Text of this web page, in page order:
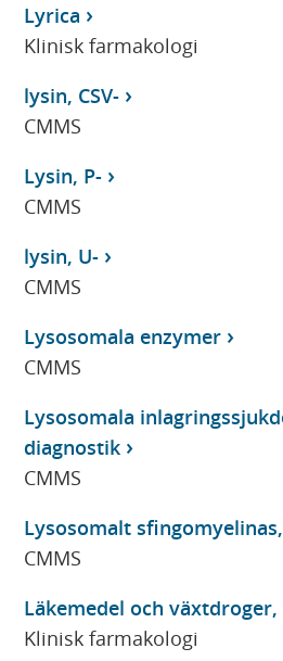
Lyrica
Klinisk farmakologi
lysin, CSV-
CMMS
Lysin, P-
CMMS
lysin, U-
CMMS
Lysosomala enzymer
CMMS
Lysosomala
diagnostik
CMMS
Lysosomalt
CMMS
Läkemedel och växtdroger,
Klinisk farmakologi